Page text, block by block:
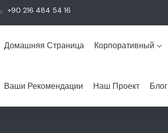
+90 216 484 54 16
Домашняя Страница Корпоративный
Ваши Рекомендации Наш Проект Блог